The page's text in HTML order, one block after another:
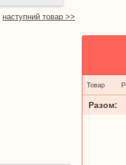
наступний товар >>
Товар
Разом: